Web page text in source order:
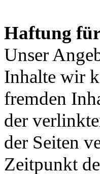
Haftung
Unser
Inhalte wir
fremden
der
der Seiten
Zeitpunkt